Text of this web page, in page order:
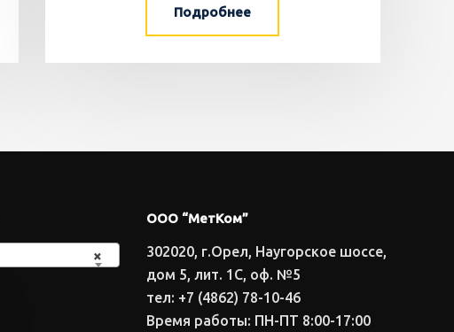
Подробнее
×
ООО “МетКом”
302020, г.Орел, Наугорское шоссе,
дом 5, лит. 1С, оф. №5
тел: +7 (4862) 78-10-46
Время работы: ПН-ПТ 8:00-17:00